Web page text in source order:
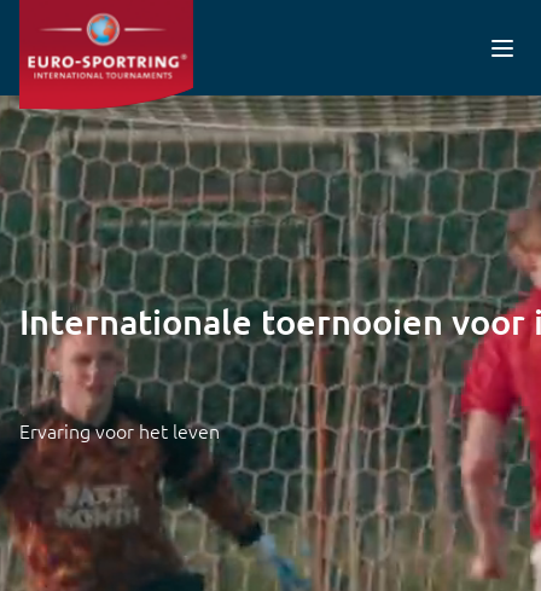
Overslaan en naar de inhoud gaan
Filmbestand
Internationale toernooien voor
Ervaring voor het leven